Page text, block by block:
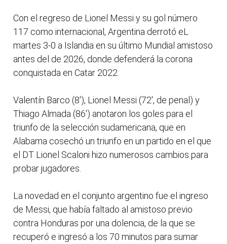
Con el regreso de Lionel Messi y su gol número
117 como internacional, Argentina derrotó eL
martes 3-0 a Islandia en su último Mundial amistoso
antes del de 2026, donde defenderá la corona
conquistada en Catar 2022.
Valentín Barco (8'), Lionel Messi (72', de penal) y
Thiago Almada (86') anotaron los goles para el
triunfo de la selección sudamericana, que en
Alabama cosechó un triunfo en un partido en el que
el DT Lionel Scaloni hizo numerosos cambios para
probar jugadores.
La novedad en el conjunto argentino fue el ingreso
de Messi, que había faltado al amistoso previo
contra Honduras por una dolencia, de la que se
recuperó e ingresó a los 70 minutos para sumar